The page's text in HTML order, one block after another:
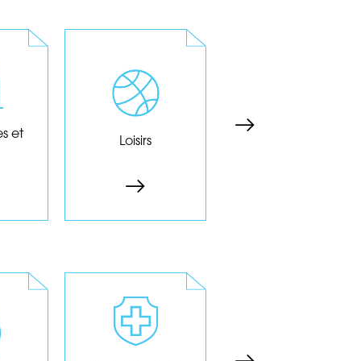
et
Loisirs
Parcs de loisirs,
clubs de sports,
salles de concert,
associations
Les produits
Services de santé
vétérinaires...
Fabricants de
produits ou sous-
produits